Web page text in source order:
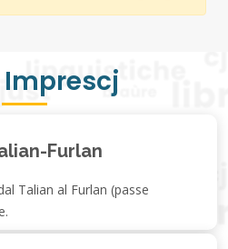
Furlan
Talian al Furlan (passe